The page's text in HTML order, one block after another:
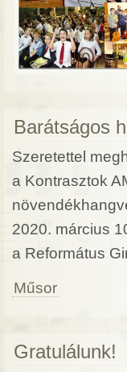
Barátságos
Szeretettel
a Kontrasztok
2020. március
a Református
Műsor
Gratulálunk!